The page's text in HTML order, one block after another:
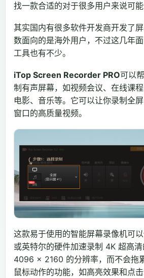
找一款合适的对于很多用户来说可能
其实国内有很多软件开发商开发了
数面向的是海外用户，不过这几年
工具也有不少。
iTop Screen Recorder PRO可以
制有声屏幕，如视频会议、在线课
电影、音乐等。它可以让你录制全
窗口的高质量视频。
这款易于使用的智能屏幕录像机可
或英特尔的硬件加速录制 4K 超高
4096 × 2160 的分辨率，而不会拖
鼠标动作的功能，如高亮效果和点